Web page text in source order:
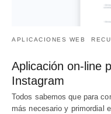
APLICACIONES WEB
Aplicación on-line
Instagram
Todos sabemos que para
más necesario y primordial